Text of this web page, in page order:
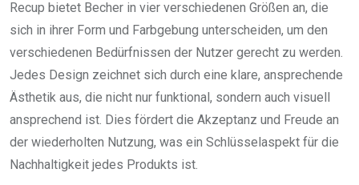
Recup bietet Becher in vier verschiedenen Größen an, die
sich in ihrer Form und Farbgebung unterscheiden, um den
verschiedenen Bedürfnissen der Nutzer gerecht zu werden.
Jedes Design zeichnet sich durch eine klare, ansprechende
Ästhetik aus, die nicht nur funktional, sondern auch visuell
ansprechend ist. Dies fördert die Akzeptanz und Freude an
der wiederholten Nutzung, was ein Schlüsselaspekt für die
Nachhaltigkeit jedes Produkts ist.